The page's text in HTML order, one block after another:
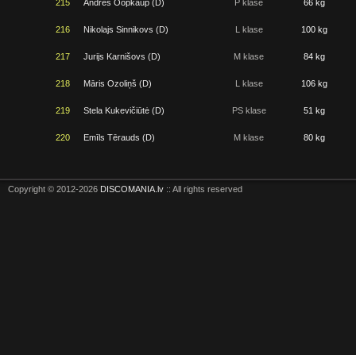
215 Andres Oopkaup (D) P klase 66 kg
216 Nikolajs Sinnikovs (D) L klase 100 kg
217 Jurijs Karnišovs (D) M klase 84 kg
218 Māris Ozoliņš (D) L klase 106 kg
219 Stela Kukevičiūtė (D) PS klase 51 kg
220 Emīls Tērauds (D) M klase 80 kg
Copyright © 2012-2026 DISCOMANIA.lv :: All rights reserved